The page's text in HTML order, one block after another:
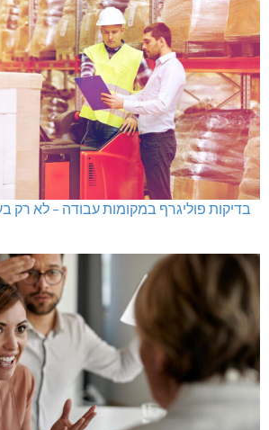
בדיקות פוליגרף במקומות עבודה – לא רק